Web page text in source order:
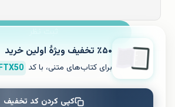
نظری برای کتاب ثبت نشده
٪۵۰ تخفیف ویژۀ اولین خرید
برای کتاب‌های متنی، با کد
کپی کردن کد تخفیف